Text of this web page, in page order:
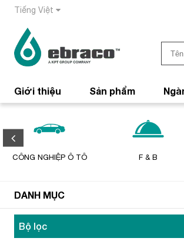
Tiếng Việt
Giới thiệu Sản phẩm
CÔNG NGHIỆP Ô TÔ F & B
DANH MỤC
Bộ lọc